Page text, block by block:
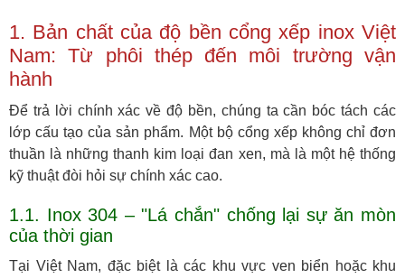
1. Bản chất của độ bền cổng xếp inox Việt
Nam: Từ phôi thép đến môi trường vận
hành
Để trả lời chính xác về độ bền, chúng ta cần bóc tách các
lớp cấu tạo của sản phẩm. Một bộ cổng xếp không chỉ đơn
thuần là những thanh kim loại đan xen, mà là một hệ thống
kỹ thuật đòi hỏi sự chính xác cao.
1.1. Inox 304 – "Lá chắn" chống lại sự ăn mòn
của thời gian
Tại Việt Nam, đặc biệt là các khu vực ven biển hoặc khu